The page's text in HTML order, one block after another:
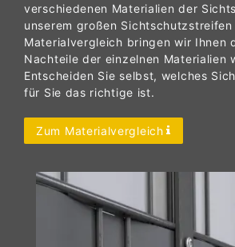
verschiedenen Materialien der
unserem großen Sichtschutzstreifen
Materialvergleich bringen wir Ihnen
Nachteile der einzelnen Materialien
Entscheiden Sie selbst, welches
für Sie das richtige ist.
Zum Materialvergleich